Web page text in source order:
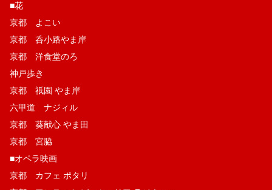
■花
京都 よこい
京都 呑小路やま岸
京都 洋食堂のろ
神戸歩き
京都 祇園 やま岸
六甲道 ナジィル
京都 葵献心 やま田
京都 宮脇
■オペラ映画
京都 カフェ ポタリ